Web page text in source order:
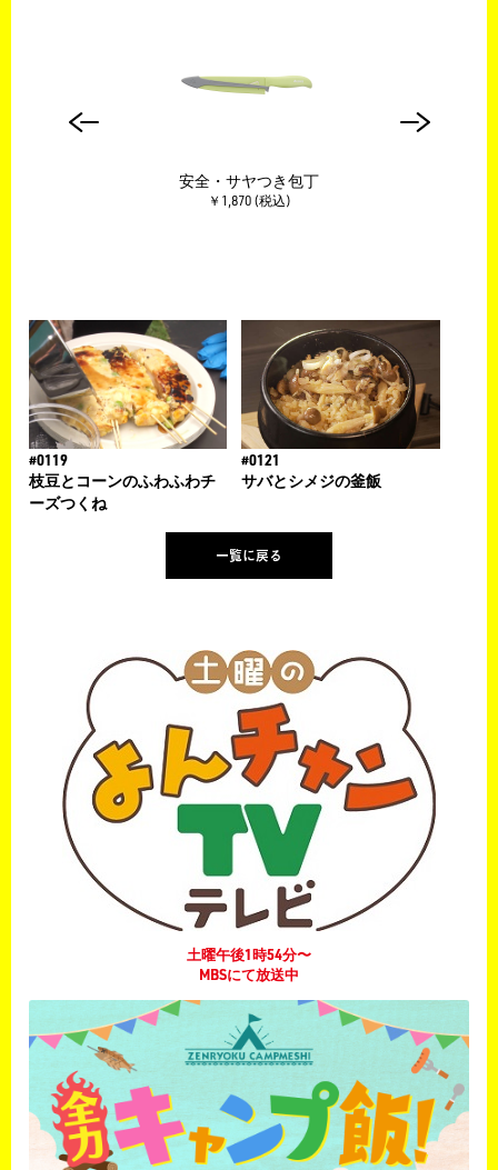
安全・サヤつき包丁
￥1,870 (税込)
#0119
枝豆とコーンのふわふわチ
ーズつくね
#0121
サバとシメジの釜飯
一覧に戻る
土曜午後1時54分〜
MBSにて放送中